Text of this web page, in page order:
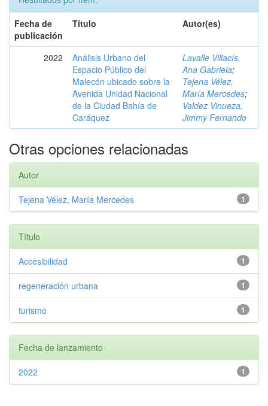
Fecha de
publicación
Título Autor(es)
2022
Análisis Urbano del
Espacio Público del
Malecón ubicado sobre la
Avenida Unidad Nacional
de la Ciudad Bahía de
Caráquez
Lavalle Villacís,
Ana Gabriela;
Tejena Vélez,
María Mercedes;
Valdez Vinueza,
Jimmy Fernando
Otras opciones relacionadas
Autor
1
Tejena Vélez, María Mercedes
Título
1
Accesibilidad
1
regeneración urbana
1
turismo
Fecha de lanzamiento
1
2022